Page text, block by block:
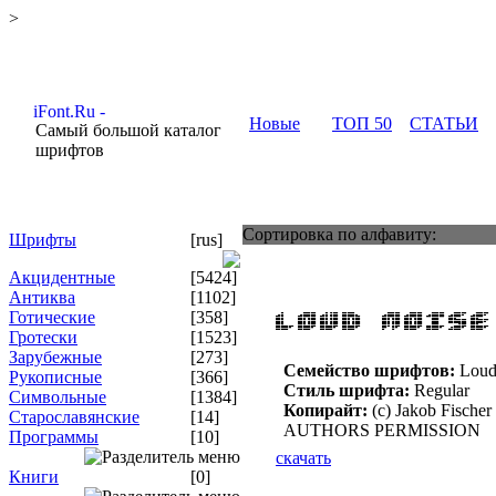
>
Самый большой каталог
шрифтов
Новые ТОП 50 СТАТЬИ
Шрифты
[rus]
Акцидентные
[5424]
Антиква
[1102]
Готические
[358]
Гротески
[1523]
Зарубежные
[273]
Рукописные
[366]
Символьные
[1384]
Старославянские
[14]
Программы
[10]
Книги [0]
Сортировка по алфавиту:
Семейство шрифтов:
Стиль шрифта: Regular
Копирайт: (c) Jakob
AUTHORS PERMISSION
скачать